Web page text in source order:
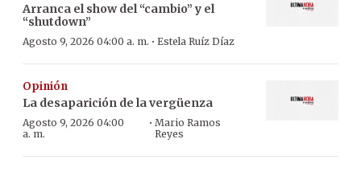
Arranca el show del “cambio” y el
“shutdown”
Agosto 9, 2026 04:00 a. m. · Estela Ruíz Díaz
Opinión
La desaparición de la vergüenza
Agosto 9, 2026 04:00
a. m.
· Mario Ramos
Reyes